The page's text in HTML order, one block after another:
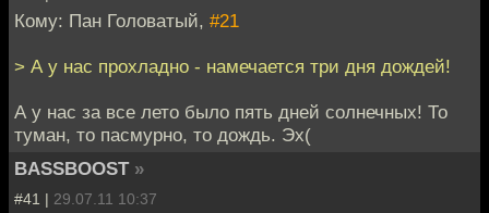
Кому: Пан Головатый, #21
> А у нас прохладно - намечается три дня дождей!
А у нас за все лето было пять дней солнечных! То
туман, то пасмурно, то дождь. Эх(
BASSBOOST »
#41 | 29.07.11 10:37